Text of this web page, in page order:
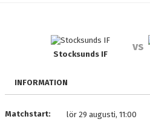
DOKUMENT
Stocksunds IF
vs
INFORMATION
Matchstart:
lör 29 augusti, 11:00